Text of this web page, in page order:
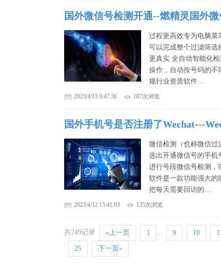
国外微信号检测开通--燃精灵国外
过程更高效专为电脑菜
可以完成整个过滤筛选
更真实 全自动智能化
操作，自动按号码的不
规行业资质软件…
2023/4/13 9:47:36 187次浏览
国外手机号是否注册了Wechat---
微信检测（也称微信过
选出开通微信号的手机
进行号段微信号检测，
软件是一款功能强大的
把每天需要回访的…
2023/4/12 15:41:03 135次浏览
共249记录 «上一页 1 ... 9 10
25 下一页»